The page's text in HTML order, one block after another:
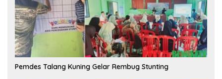
Pemdes Talang Kuning Gelar Rembug Stunting